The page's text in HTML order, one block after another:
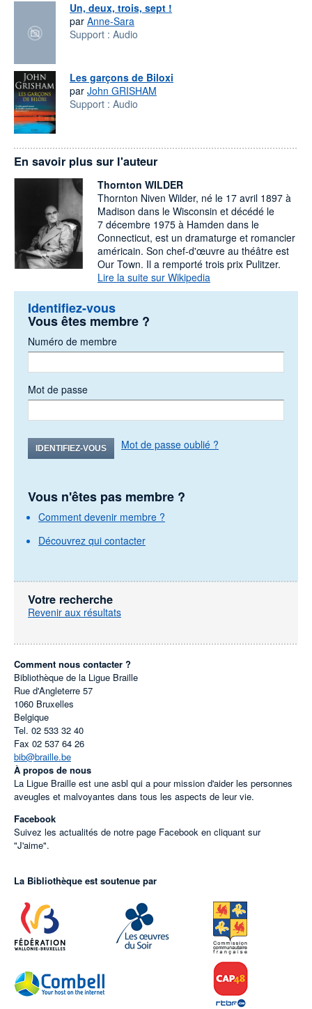
Un, deux, trois, sept !
par Anne-Sara
Support : Audio
Les garçons de Biloxi
par John GRISHAM
Support : Audio
En savoir plus sur l'auteur
Thornton WILDER
Thornton Niven Wilder, né le 17 avril 1897 à
Madison dans le Wisconsin et décédé le
7 décembre 1975 à Hamden dans le
Connecticut, est un dramaturge et romancier
américain. Son chef-d'œuvre au théâtre est
Our Town. Il a remporté trois prix Pulitzer.
Lire la suite sur Wikipedia
Identifiez-vous
Vous êtes membre ?
Numéro de membre
Mot de passe
IDENTIFIEZ-VOUS Mot de passe oublié ?
Vous n'êtes pas membre ?
Comment devenir membre ?
Découvrez qui contacter
Votre recherche
Revenir aux résultats
Comment nous contacter ?
Bibliothèque de la Ligue Braille
Rue d'Angleterre 57
1060 Bruxelles
Belgique
Tel. 02 533 32 40
Fax 02 537 64 26
bib@braille.be
À propos de nous
La Ligue Braille est une asbl qui a pour mission d'aider les personnes
aveugles et malvoyantes dans tous les aspects de leur vie.
Facebook
Suivez les actualités de notre page Facebook en cliquant sur
"J'aime".
La Bibliothèque est soutenue par